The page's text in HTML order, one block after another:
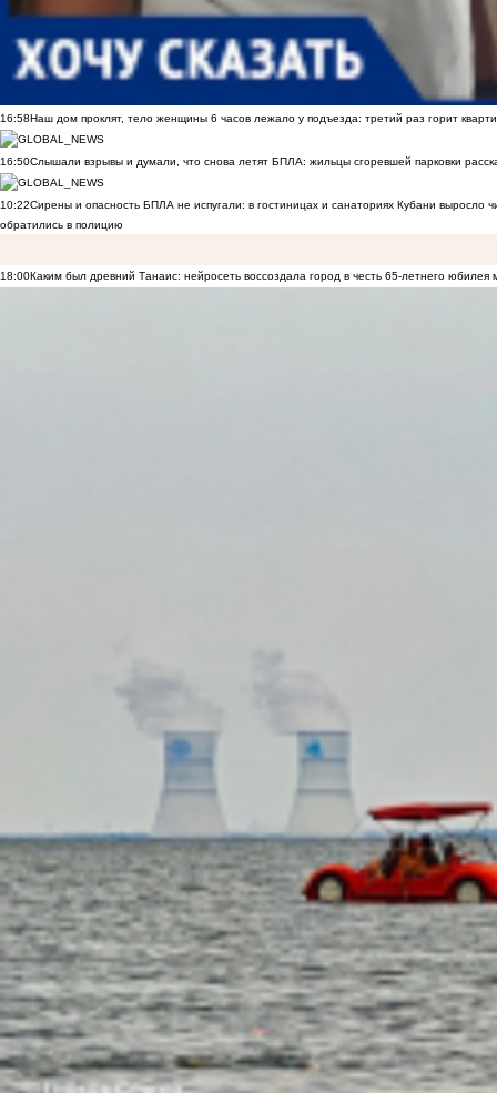
16:58Наш дом проклят, тело женщины 6 часов лежало у подъезда: третий раз горит
16:50Слышали взрывы и думали, что снова летят БПЛА: жильцы сгоревшей парковки
10:22Сирены и опасность БПЛА не испугали: в гостиницах и санаториях Кубани выросло
обратились в полицию
18:00Каким был древний Танаис: нейросеть воссоздала город в честь 65-летнего юбилея